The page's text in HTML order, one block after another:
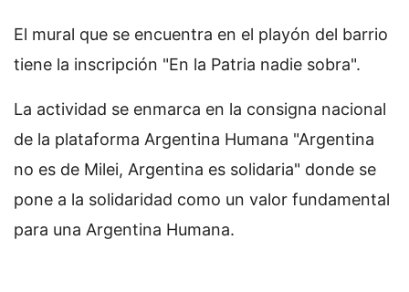
El mural que se encuentra en el playón del barrio
tiene la inscripción "En la Patria nadie sobra".
La actividad se enmarca en la consigna nacional
de la plataforma Argentina Humana "Argentina
no es de Milei, Argentina es solidaria" donde se
pone a la solidaridad como un valor fundamental
para una Argentina Humana.